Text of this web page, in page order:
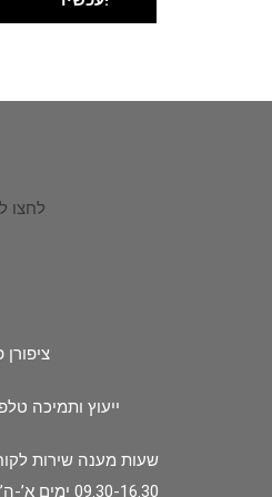
לחצו
ייעוץ ותמיכה טלפונית:
שעות מענה שירות
09.30-16.30 ימים א’-ה’